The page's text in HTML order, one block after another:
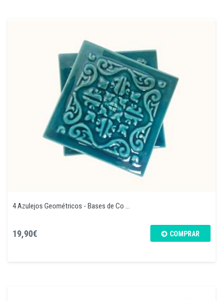
4 Azulejos Geométricos - Bases de Co ...
19,90€ COMPRAR